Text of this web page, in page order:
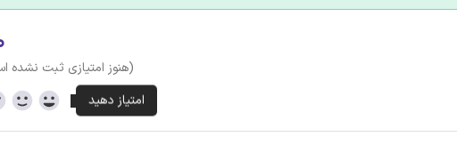
(هنوز امتیازی ثبت نشده